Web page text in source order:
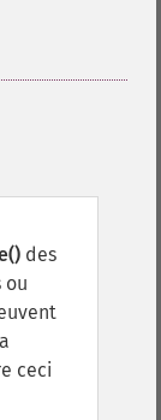
des
ou
ceci